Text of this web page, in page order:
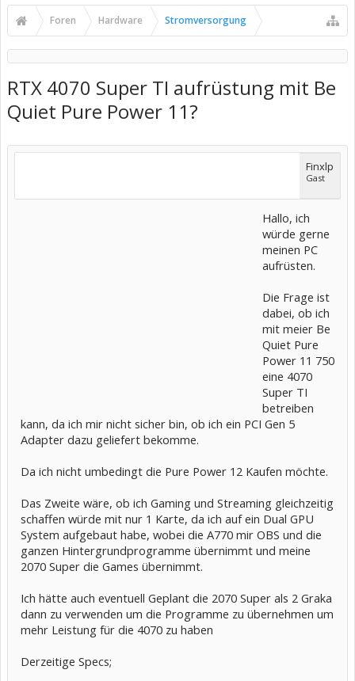
Foren Hardware Stromversorgung
RTX 4070 Super TI aufrüstung mit Be
Quiet Pure Power 11?
Finxlp
Gast
Hallo, ich
würde gerne
meinen PC
aufrüsten.
Die Frage ist
dabei, ob ich
mit meier Be
Quiet Pure
Power 11 750
eine 4070
Super TI
betreiben
kann, da ich mir nicht sicher bin, ob ich ein PCI Gen 5
Adapter dazu geliefert bekomme.
Da ich nicht umbedingt die Pure Power 12 Kaufen möchte.
Das Zweite wäre, ob ich Gaming und Streaming gleichzeitig
schaffen würde mit nur 1 Karte, da ich auf ein Dual GPU
System aufgebaut habe, wobei die A770 mir OBS und die
ganzen Hintergrundprogramme übernimmt und meine
2070 Super die Games übernimmt.
Ich hätte auch eventuell Geplant die 2070 Super als 2 Graka
dann zu verwenden um die Programme zu übernehmen um
mehr Leistung für die 4070 zu haben
Derzeitige Specs;